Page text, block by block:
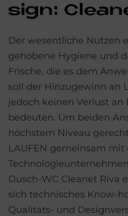
sign:
Der wesentliche Nutzen
gehobene Hygiene und
Frische, die es dem
soll der Hinzugewinn an
jedoch keinen Verlust
bedeuten. Um beiden
höchstem Niveau
LAUFEN gemeinsam mit
Dusch-WC Cleanet Riva
sich technisches Know-
Qualitäts- und